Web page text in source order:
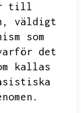
till
väldigt
som
det
kallas